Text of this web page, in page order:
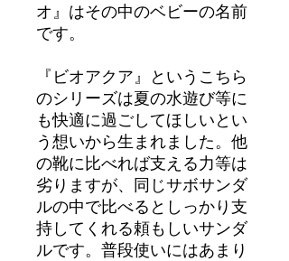
オ』はその中のベビーの名前
です。
『ビオアクア』というこちら
のシリーズは夏の水遊び等に
も快適に過ごしてほしいとい
う想いから生まれました。他
の靴に比べれば支える力等は
劣りますが、同じサボサンダ
ルの中で比べるとしっかり支
持してくれる頼もしいサンダ
ルです。普段使いにはあまり